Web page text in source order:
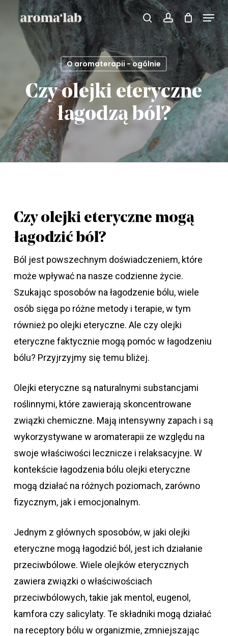
searchaccount
Menu
O aromaterapii - ogólnie
Czy olejki eteryczne
łagodzą ból?
Czy olejki eteryczne mogą
łagodzić ból?
Ból jest powszechnym doświadczeniem, które
może wpływać na nasze codzienne życie.
Szukając sposobów na łagodzenie bólu, wiele
osób sięga po różne metody i terapie, w tym
również po olejki eteryczne. Ale czy olejki
eteryczne faktycznie mogą pomóc w łagodzeniu
bólu? Przyjrzyjmy się temu bliżej.
Olejki eteryczne są naturalnymi substancjami
roślinnymi, które zawierają skoncentrowane
związki chemiczne. Mają intensywny zapach i są
wykorzystywane w aromaterapii ze względu na
swoje właściwości lecznicze i relaksacyjne. W
kontekście łagodzenia bólu olejki eteryczne
mogą działać na różnych poziomach, zarówno
fizycznym, jak i emocjonalnym.
Jednym z głównych sposobów, w jaki olejki
eteryczne mogą łagodzić ból, jest ich działanie
przeciwbólowe. Wiele olejków eterycznych
zawiera związki o właściwościach
przeciwbólowych, takie jak mentol, eugenol,
kamfora czy salicylaty. Te składniki mogą działać
na receptory bólu w organizmie, zmniejszając